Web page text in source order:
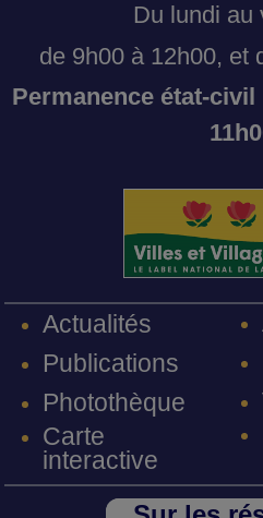
Du lundi au
de 9h00 à 12h00, et
Permanence état-civil
Actualités
Publications
Photothèque
Carte
interactive